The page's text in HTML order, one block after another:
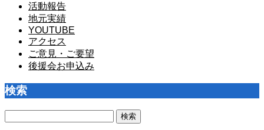
活動報告
地元実績
YOUTUBE
アクセス
ご意見・ご要望
後援会お申込み
検索